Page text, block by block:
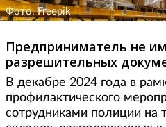
Фото: Freepik
Предприниматель не
разрешительных
В декабре 2024 года в
профилактического
сотрудниками полиции на